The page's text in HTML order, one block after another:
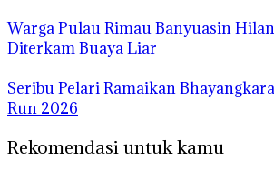
Warga Pulau Rimau Banyuasin
Diterkam Buaya Liar
Seribu Pelari Ramaikan
Run 2026
Rekomendasi untuk kamu